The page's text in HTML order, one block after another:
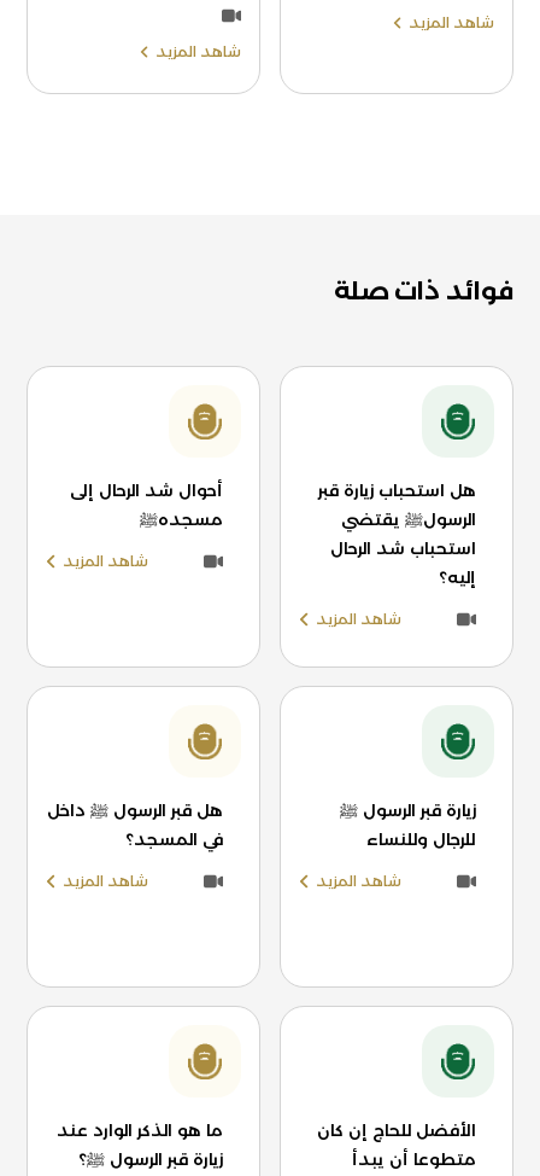
شاهد المزيد
شاهد المزيد
فوائد ذات صلة
هل استحباب زيارة قبر
الرسولﷺ يقتضي
استحباب شد الرحال
إليه؟
شاهد المزيد
أحوال شد الرحال إلى
مسجدهﷺ
شاهد المزيد
زيارة قبر الرسول ﷺ
للرجال وللنساء
شاهد المزيد
هل قبر الرسول ﷺ داخل
في المسجد؟
شاهد المزيد
الأفضل للحاج إن كان
متطوعا أن يبدأ
ما هو الذكر الوارد عند
زيارة قبر الرسول ﷺ؟